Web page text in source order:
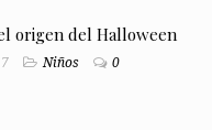
origen del Halloween
Niños 0